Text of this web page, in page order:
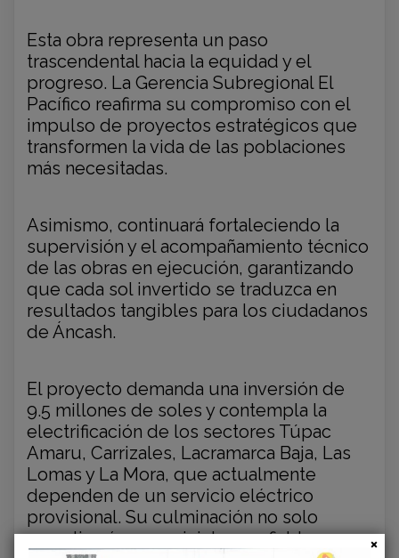
Esta obra representa un paso
trascendental hacia la equidad y el
progreso. La Gerencia Subregional El
Pacífico reafirma su compromiso con el
impulso de proyectos estratégicos que
transformen la vida de las poblaciones
más necesitadas.
Asimismo, continuará fortaleciendo la
supervisión y el acompañamiento técnico
de las obras en ejecución, garantizando
que cada sol invertido se traduzca en
resultados tangibles para los ciudadanos
de Áncash.
El proyecto demanda una inversión de
9.5 millones de soles y contempla la
electrificación de los sectores Túpac
Amaru, Carrizales, Lacramarca Baja, Las
Lomas y La Mora, que actualmente
dependen de un servicio eléctrico
provisional. Su culminación no solo
garantizará un suministro confiable y